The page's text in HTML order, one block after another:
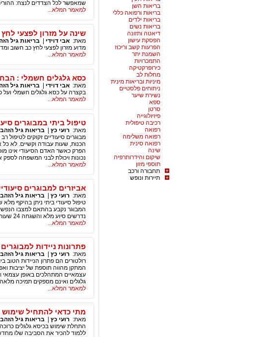
בריאות השן
בריאות ורפואה כללי
בריאות ילדים
בריאות נשים
דיאטה ותזונה
הפסקת עישון
הפרעות קשב וריכוז
השמנת יתר
התמכרויות
כירופרקטיקה
מחלות לב
מיניות ובריאות מינית
ניתוחים פלסטיים
נשירת שיער
ספא
סרטן
פיזיולוגייה
רכיבה טיפולית
רפואה
רפואה משלימה
רפואה סינית
שינה
שיקום והידרותרפיה
תוספי מזון
תחבורה ורכב
תיירות ונופש
שמאפשר לכל הצדדים לנצח:
למאמר המלא...
שינה על מזרון לפצעי לחץ
מאת: אבי דוידי בריאות גיל
מדוע מזרון לפצעי לחץ כב חשוב
למאמר המלא...
כסא גלגלים חשמלי :
מאת: אבי דוידי בריאות גיל
בקצרה על כסא גלגלים חשמלי ועל
למאמר המלא...
טיפול ביתי במבוגרים
מאת: רועי כץ בריאות גיל הזהב
מבוגרים סיעודיים זקוקים
הכנות, שעות עבודה וקשיים. לא
הפרק כאשר האדם הסיעודי אינו
נכונות ויכולת לבני המשפחה
למאמר המלא...
אביזרים למבוגרים
מאת: רועי כץ בריאות גיל הזהב
נדרשים סיוע מלא והשגחה 24 שעות ביממה.
למאמר המלא...
פתרונות ניידות
מאת: רועי כץ בריאות גיל הזהב
רולטורים הם פתרון הניידות
עצמאיים המתהלכים באופן עצמאי
גלגלים ואינם מספקים תמיכה מלאה
למאמר המלא...
מתי כדאי להתחיל שימוש
מאת: רועי כץ בריאות גיל הזהב
התחלת שימוש בכיסא גלגלים
ללמוד להכיר את הסביבה שלו